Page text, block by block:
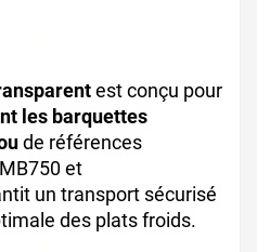
est conçu pour
les barquettes
de références
et
un transport sécurisé
des plats froids.